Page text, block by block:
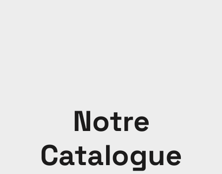
Notre
Catalogue